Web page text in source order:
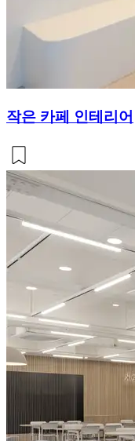
작은 카페 인테리어